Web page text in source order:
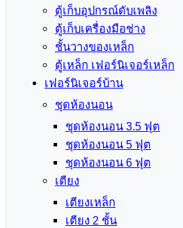
ตู้เก็บอุปกรณ์ดับเพลิง
ตู้เก็บเครื่องมือช่าง
ชั้นวางของเหล็ก
ตู้เหล็ก เฟอร์นิเจอร์เหล็ก
เฟอร์นิเจอร์บ้าน
ชุดห้องนอน
ชุดห้องนอน 3.5 ฟุต
ชุดห้องนอน 5 ฟุต
ชุดห้องนอน 6 ฟุต
เตียง
เตียงเหล็ก
เตียง 2 ชั้น